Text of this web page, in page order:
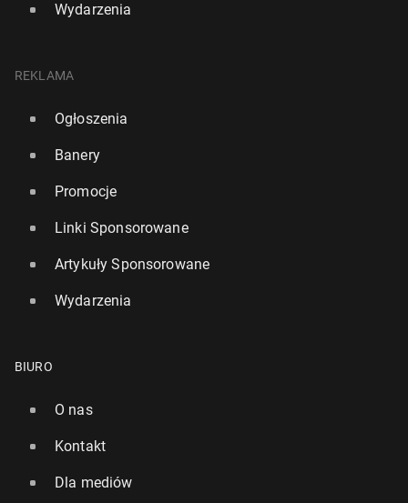
Wydarzenia
REKLAMA
Ogłoszenia
Banery
Promocje
Linki Sponsorowane
Artykuły Sponsorowane
Wydarzenia
BIURO
O nas
Kontakt
Dla mediów